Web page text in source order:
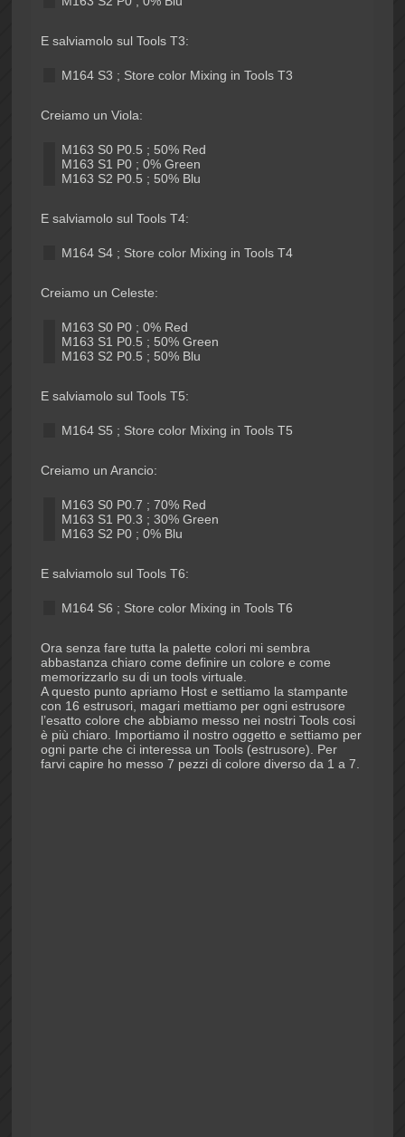
E salviamolo sul Tools T3:
M164 S3 ; Store color Mixing in Tools T3
Creiamo un Viola:
M163 S0 P0.5 ; 50% Red
M163 S1 P0 ; 0% Green
M163 S2 P0.5 ; 50% Blu
E salviamolo sul Tools T4:
M164 S4 ; Store color Mixing in Tools T4
Creiamo un Celeste:
M163 S0 P0 ; 0% Red
M163 S1 P0.5 ; 50% Green
M163 S2 P0.5 ; 50% Blu
E salviamolo sul Tools T5:
M164 S5 ; Store color Mixing in Tools T5
Creiamo un Arancio:
M163 S0 P0.7 ; 70% Red
M163 S1 P0.3 ; 30% Green
M163 S2 P0 ; 0% Blu
E salviamolo sul Tools T6:
M164 S6 ; Store color Mixing in Tools T6
Ora senza fare tutta la palette colori mi sembra
abbastanza chiaro come definire un colore e come
memorizzarlo su di un tools virtuale.
A questo punto apriamo Host e settiamo la stampante
con 16 estrusori, magari mettiamo per ogni estrusore
l’esatto colore che abbiamo messo nei nostri Tools cosi
è più chiaro. Importiamo il nostro oggetto e settiamo per
ogni parte che ci interessa un Tools (estrusore). Per
farvi capire ho messo 7 pezzi di colore diverso da 1 a 7.